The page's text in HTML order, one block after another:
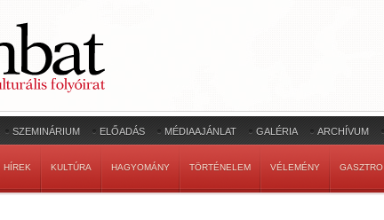
SZEMINÁRIUM ELŐADÁS MÉDIAAJÁNLAT GALÉRIA ARCHÍVUM
HÍREK KULTÚRA HAGYOMÁNY TÖRTÉNELEM VÉLEMÉNY GASZTRO